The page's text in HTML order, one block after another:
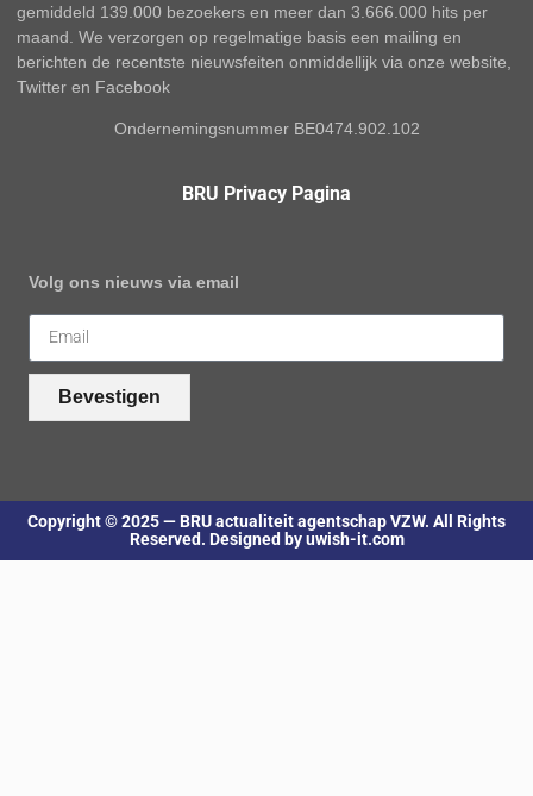
gemiddeld 139.000 bezoekers en meer dan 3.666.000 hits per
maand. We verzorgen op regelmatige basis een mailing en
berichten de recentste nieuwsfeiten onmiddellijk via onze website,
Twitter en Facebook
Ondernemingsnummer BE0474.902.102
BRU Privacy Pagina
Volg ons nieuws via email
Bevestigen
Copyright © 2025 — BRU actualiteit agentschap VZW. All Rights
Reserved. Designed by uwish-it.com